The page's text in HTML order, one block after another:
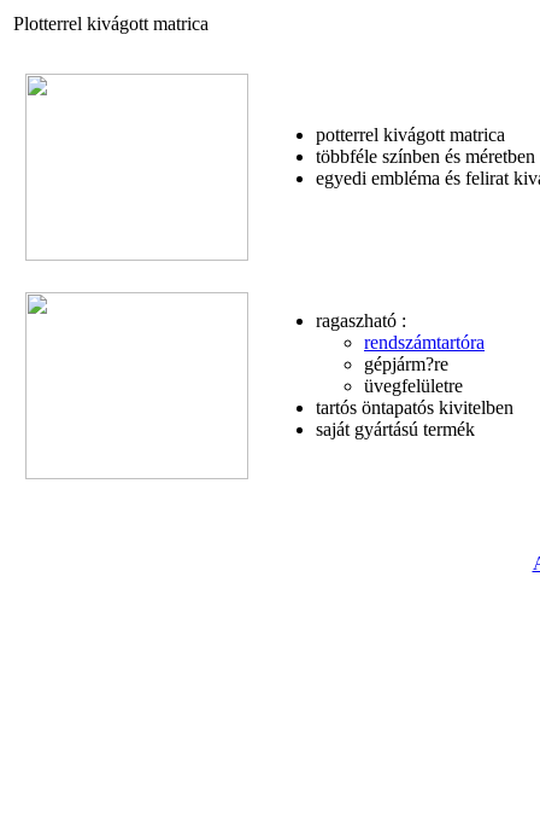
Plotterrel kivágott matrica
potterrel kivágott matrica
többféle színben és méretben
egyedi embléma és felirat
ragaszható :
rendszámtartóra
gépjárm?re
üvegfelületre
tartós öntapatós kivitelben
saját gyártású termék